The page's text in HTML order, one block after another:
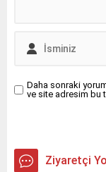
Daha sonraki
ve site adresim bu
Ziyaretçi